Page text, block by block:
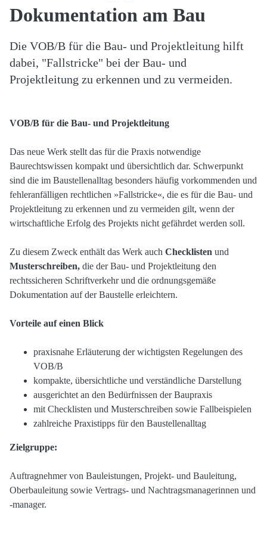
Dokumentation am Bau
Die VOB/B für die Bau- und Projektleitung hilft
dabei, "Fallstricke" bei der Bau- und
Projektleitung zu erkennen und zu vermeiden.
VOB/B für die Bau- und Projektleitung
Das neue Werk stellt das für die Praxis notwendige
Baurechtswissen kompakt und übersichtlich dar. Schwerpunkt
sind die im Baustellenalltag besonders häufig vorkommenden und
fehleranfälligen rechtlichen »Fallstricke«, die es für die Bau- und
Projektleitung zu erkennen und zu vermeiden gilt, wenn der
wirtschaftliche Erfolg des Projekts nicht gefährdet werden soll.
Zu diesem Zweck enthält das Werk auch Checklisten und
Musterschreiben, die der Bau- und Projektleitung den
rechtssicheren Schriftverkehr und die ordnungsgemäße
Dokumentation auf der Baustelle erleichtern.
Vorteile auf einen Blick
praxisnahe Erläuterung der wichtigsten Regelungen des
VOB/B
kompakte, übersichtliche und verständliche Darstellung
ausgerichtet an den Bedürfnissen der Baupraxis
mit Checklisten und Musterschreiben sowie Fallbeispielen
zahlreiche Praxistipps für den Baustellenalltag
Zielgruppe:
Auftragnehmer von Bauleistungen, Projekt- und Bauleitung,
Oberbauleitung sowie Vertrags- und Nachtragsmanagerinnen und
-manager.